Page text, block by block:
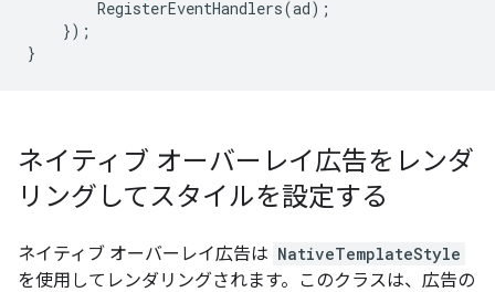
RegisterEventHandlers(ad);
});
}
ネイティブ オーバーレイ広告をレンダ
リングしてスタイルを設定する
ネイティブ オーバーレイ広告は NativeTemplateStyle
を使用してレンダリングされます。このクラスは、広告の